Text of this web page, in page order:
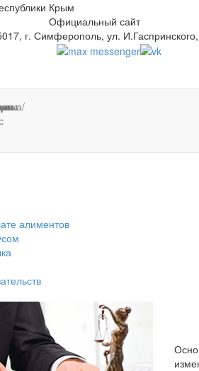
Крым
Официальный сайт
г. Симферополь, ул.